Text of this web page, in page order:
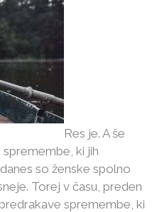
Res je. A še
ki jih
so ženske spolno
Torej v času, preden
spremembe, ki